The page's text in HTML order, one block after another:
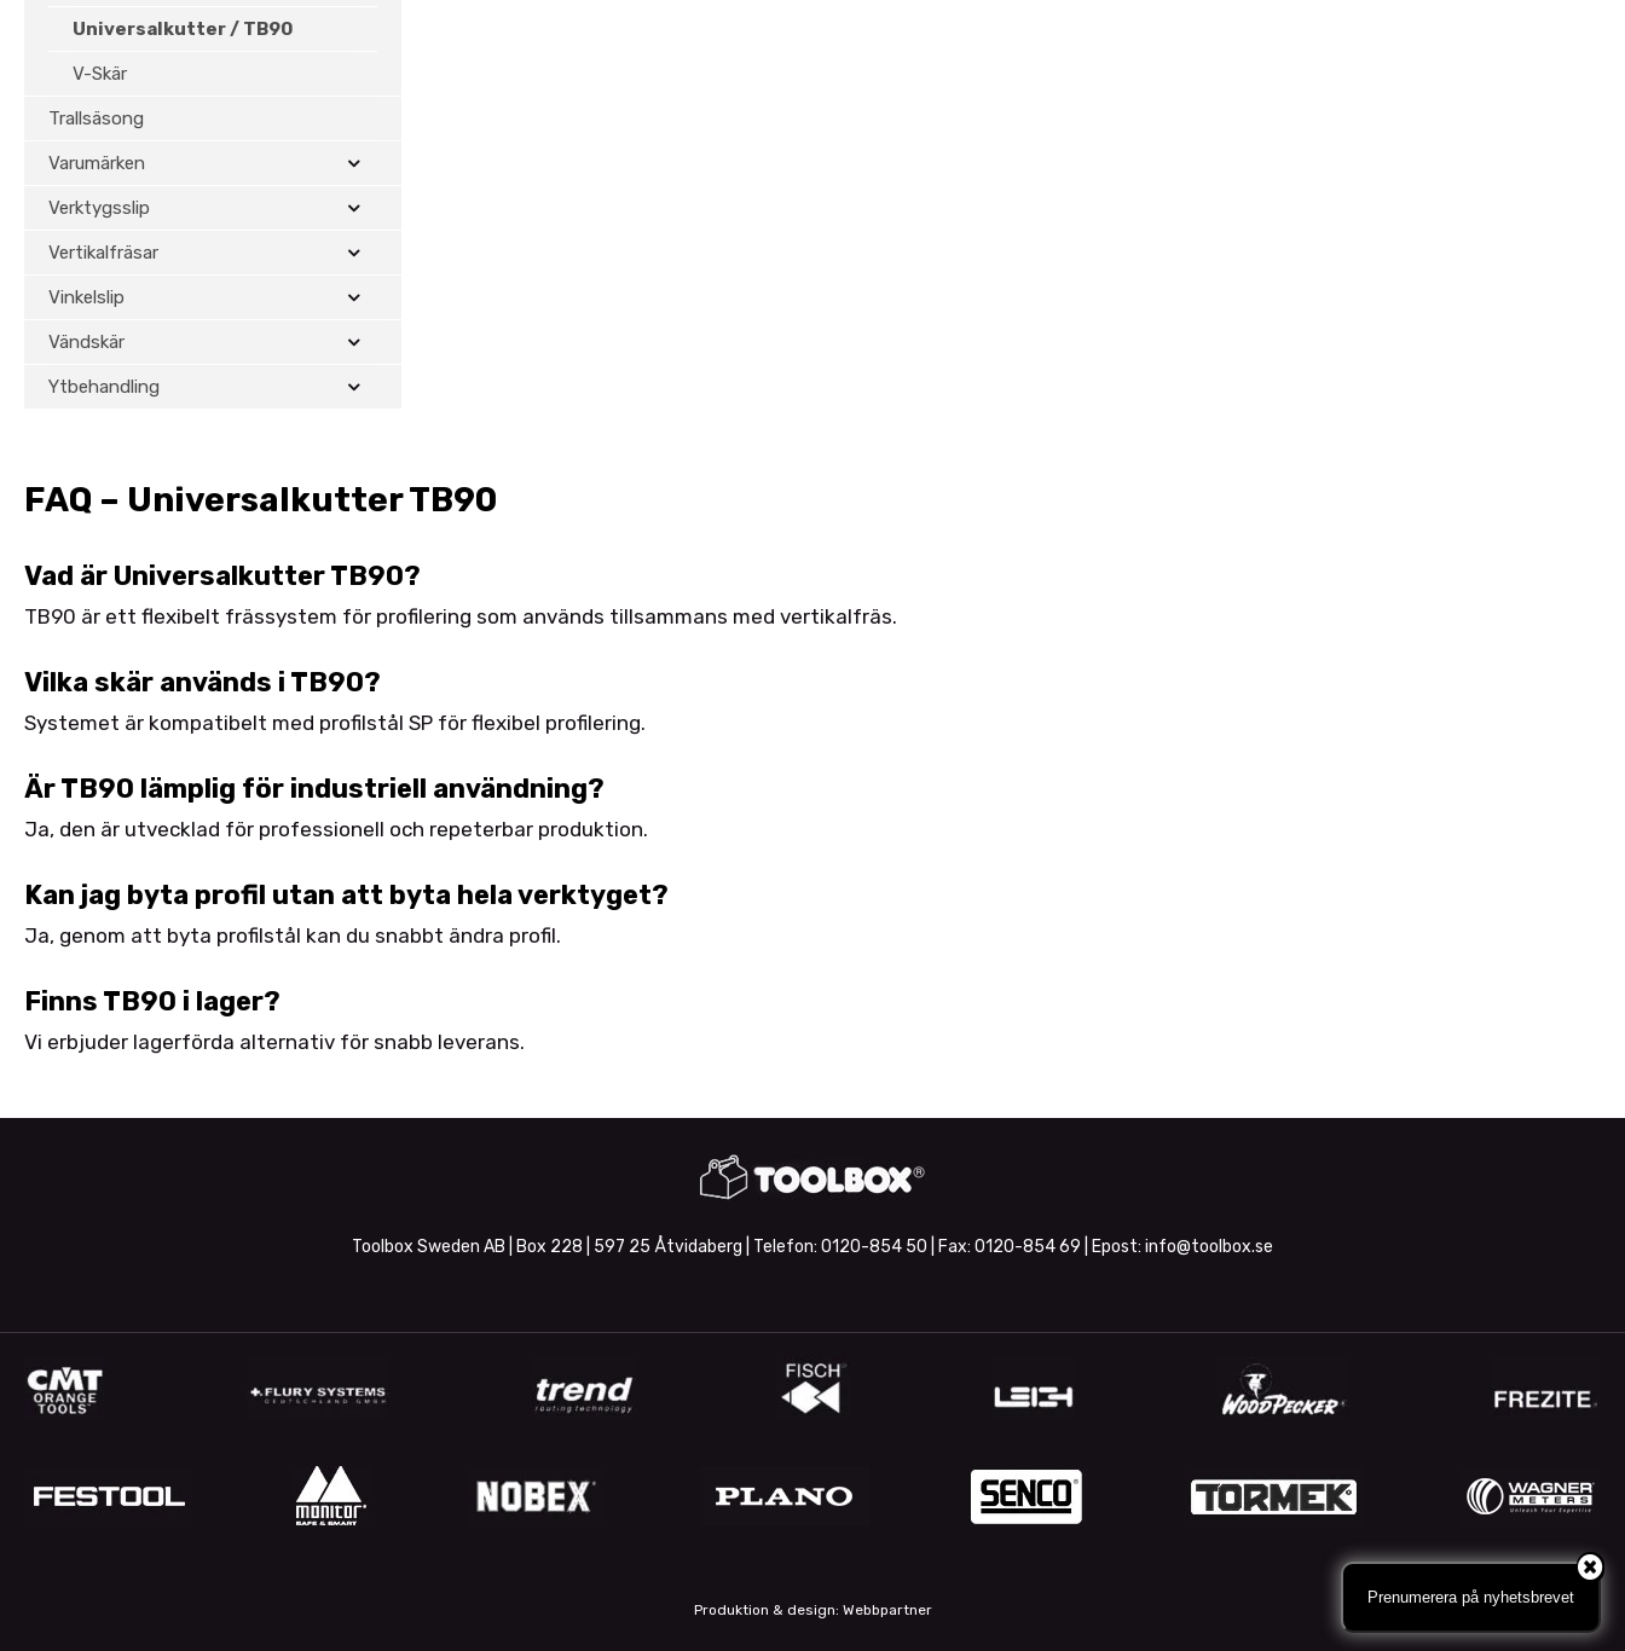
Universalkutter / TB90
V-Skär
Trallsäsong
Varumärken
Verktygsslip
Vertikalfräsar
Vinkelslip
Vändskär
Ytbehandling
FAQ – Universalkutter TB90
Vad är Universalkutter TB90?
TB90 är ett flexibelt frässystem för profilering som används tillsammans med vertikalfräs.
Vilka skär används i TB90?
Systemet är kompatibelt med profilstål SP för flexibel profilering.
Är TB90 lämplig för industriell användning?
Ja, den är utvecklad för professionell och repeterbar produktion.
Kan jag byta profil utan att byta hela verktyget?
Ja, genom att byta profilstål kan du snabbt ändra profil.
Finns TB90 i lager?
Vi erbjuder lagerförda alternativ för snabb leverans.
Toolbox Sweden AB | Box 228 | 597 25 Åtvidaberg | Telefon: 0120-854 50 | Fax: 0120-854 69 | Epost: info@toolbox.se
Produktion & design: Webbpartner
Prenumerera på nyhetsbrevet